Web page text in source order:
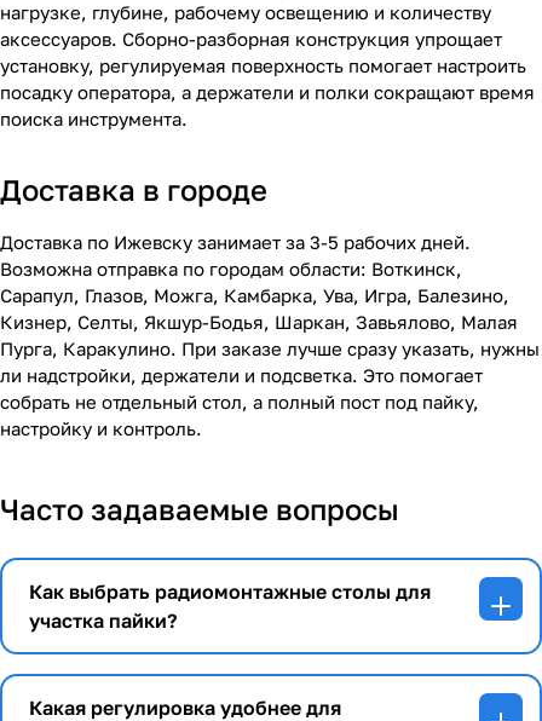
нагрузке, глубине, рабочему освещению и количеству
аксессуаров. Сборно-разборная конструкция упрощает
установку, регулируемая поверхность помогает настроить
посадку оператора, а держатели и полки сокращают время
поиска инструмента.
Доставка в городе
Доставка по Ижевску занимает за 3-5 рабочих дней.
Возможна отправка по городам области: Воткинск,
Сарапул, Глазов, Можга, Камбарка, Ува, Игра, Балезино,
Кизнер, Селты, Якшур-Бодья, Шаркан, Завьялово, Малая
Пурга, Каракулино. При заказе лучше сразу указать, нужны
ли надстройки, держатели и подсветка. Это помогает
собрать не отдельный стол, а полный пост под пайку,
настройку и контроль.
Часто задаваемые вопросы
Как выбрать радиомонтажные столы для
участка пайки?
Какая регулировка удобнее для